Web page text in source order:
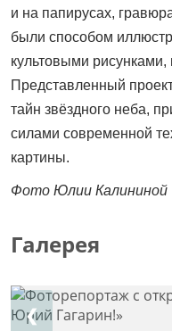
и на папирусах,
были способом
культовыми рисунками,
Представленный
тайн звёздного неба,
силами современной
картины.
Фото Юлии Калининой
Галерея
❮